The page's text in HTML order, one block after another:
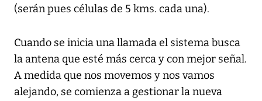
(serán pues células de 5 kms. cada una).
Cuando se inicia una llamada el sistema busca
la antena que esté más cerca y con mejor señal.
A medida que nos movemos y nos vamos
alejando, se comienza a gestionar la nueva